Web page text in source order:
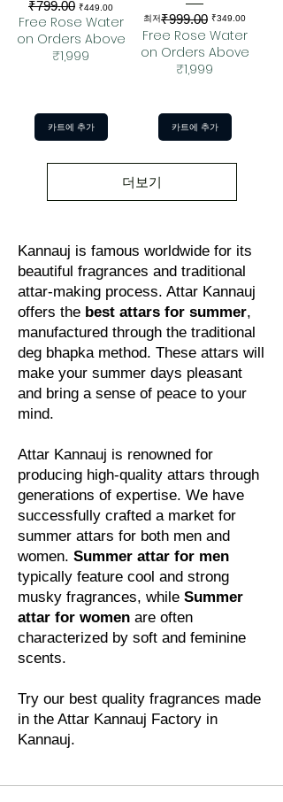
일반가
₹799.00 할인가
₹449.00
Free Rose Water
on Orders Above
₹1,999
카트에 추가
최저
일반가₹999.00 ₹349.00
할인가
Free Rose Water
on Orders Above
₹1,999
카트에 추가
더보기
Kannauj is famous worldwide for its
beautiful fragrances and traditional
attar-making process. Attar Kannauj
offers the best attars for summer,
manufactured through the traditional
deg bhapka method. These attars will
make your summer days pleasant
and bring a sense of peace to your
mind.
Attar Kannauj is renowned for
producing high-quality attars through
generations of expertise. We have
successfully crafted a market for
summer attars for both men and
women. Summer attar for men
typically feature cool and strong
musky fragrances, while Summer
attar for women are often
characterized by soft and feminine
scents.
Try our best quality fragrances made
in the Attar Kannauj Factory in
Kannauj.